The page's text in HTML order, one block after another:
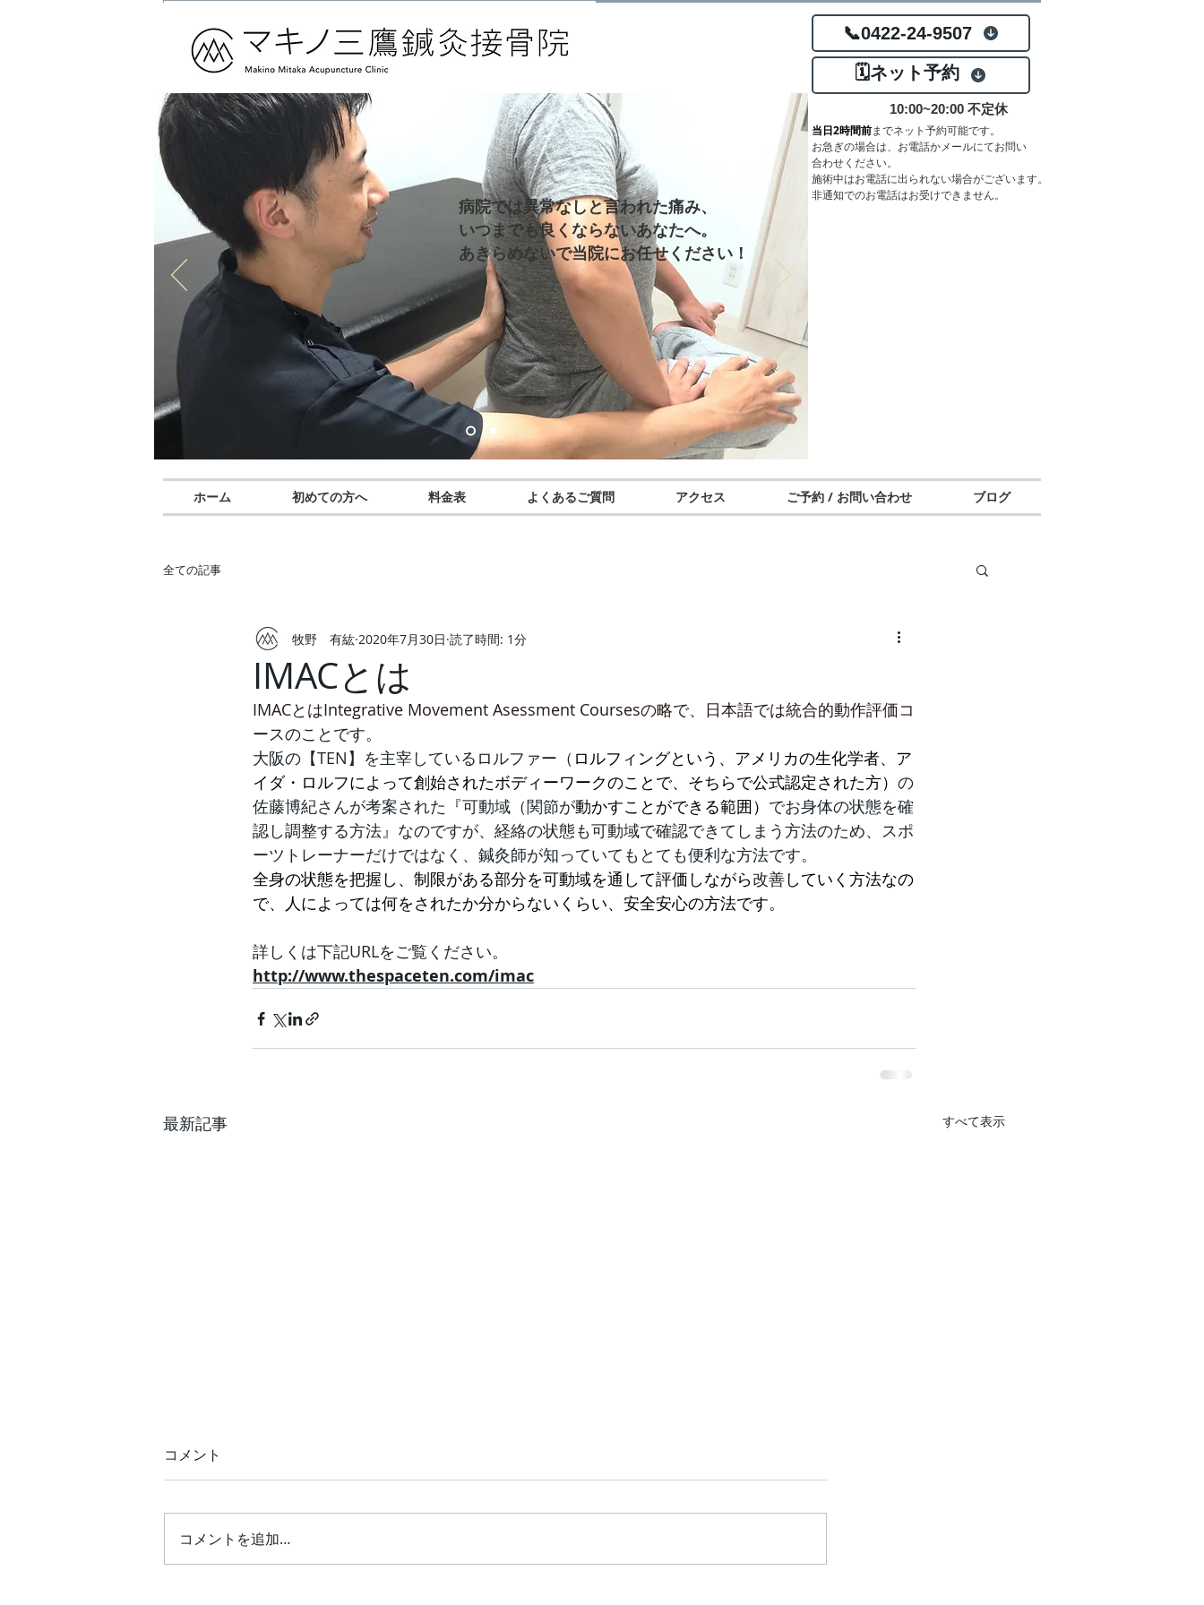
10:00~20:00 不定休
📞0422-24-9507
病院では異常なしと言われた痛み、
いつまでも良くならないあなたへ。
あきらめないで当院にお任せください！
🗓️ネット予約
当日2時間前までネット予約可能です。
お急ぎの場合は 、お電話かメールにてお問い
合わせください。
​施術中はお電話に出られない場合がございます。
​非通知でのお電話はお受けできません。
ホーム 初めての方へ 料金表 よくあるご質問 アクセス ご予約 / お問い合わせ ブログ
全ての記事
IMACとは
牧野 有紘 2020年7月30日 読了時間: 1分
IMACとはIntegrative Movement Asessment Coursesの略で、日本語では統合的動作評価コ
ースのことです。
大阪の 【TEN】 を主宰しているロルファー（ ロルフィングという、アメリカの生化学者、ア
イダ・ロルフによって創始されたボディーワークのことで、そちらで公式認定された方） の
佐藤博紀さんが考案された 『可動域（関節が動かすことができる範囲） でお身体の状態を確
認し調整する方法』 なのですが、経絡の状態も可動域で確認できてしまう方法のため、スポ
ーツトレーナーだけではなく、鍼灸師が知っていてもとても便利な方法です。
全身の状態を把握し、制限がある部分を可動域を通して評価しながら改善していく方法なの
で、人によっては何をされたか分からないくらい、安全安心の方法です。
詳しくは下記URLをご覧ください。
http://www.thespaceten.com/imac
最新記事 すべて表示
コメント
コメントを追加…